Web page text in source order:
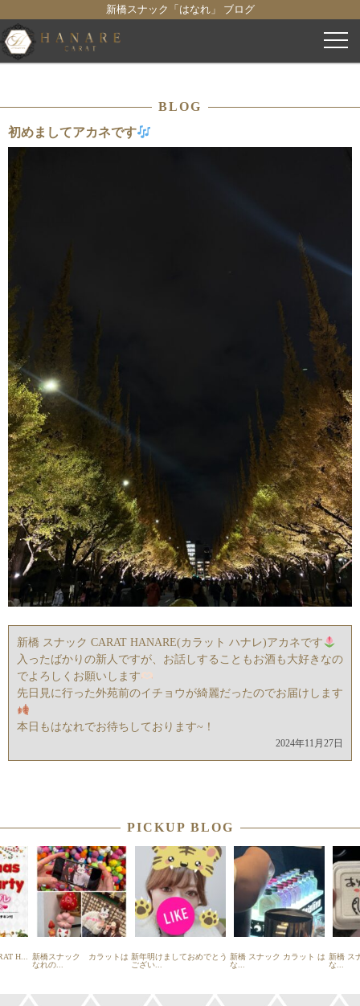
新橋スナック「はなれ」 ブログ
コ
ン
ツ
キ
BLOG
初めましてアカネです
新橋 スナック CARAT HANARE(カラット ハナレ)アカネです
入ったばかりの新人ですが、お話しすることもお酒も大好きなの
でよろしくお願いします
先日見に行った外苑前のイチョウが綺麗だったのでお届けします
本日もはなれでお待ちしております~！
2024年11月27日
PICKUP BLOG
ナック カラットは
新年明けましておめでとう 新橋 スナック カラット は 新橋 スナック カラッ